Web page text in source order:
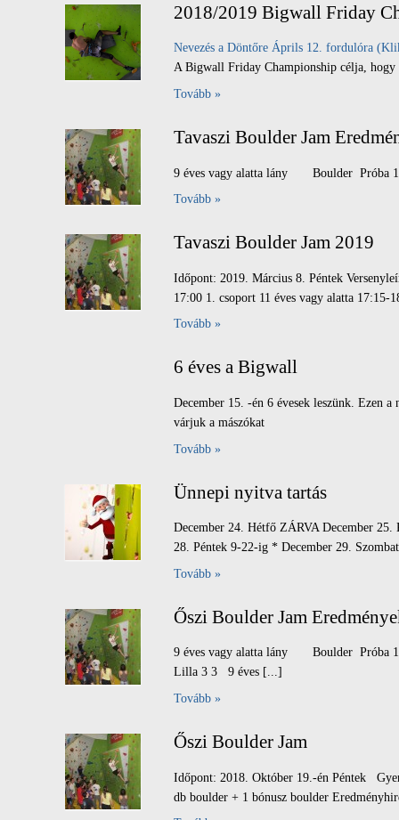
2018/2019 Bigwall Friday
Nevezés a Döntőre Áprils 12. fordulóra
A Bigwall Friday Championship célja, hogy
Tovább »
Tavaszi Boulder Jam
9 éves vagy alatta lány Boulder
Tovább »
Tavaszi Boulder Jam 2019
Időpont: 2019. Március 8. Péntek
17:00 1. csoport 11 éves vagy alatta 17:15-
Tovább »
6 éves a Bigwall
December 15. -én 6 évesek leszünk. Ezen
várjuk a mászókat
Tovább »
Ünnepi nyitva tartás
December 24. Hétfő ZÁRVA December
28. Péntek 9-22-ig * December 29.
Tovább »
Őszi Boulder Jam
9 éves vagy alatta lány Boulder Próba 1.
Lilla 3 3 9 éves [...]
Tovább »
Őszi Boulder Jam
Időpont: 2018. Október 19.-én Péntek
db boulder + 1 bónusz boulder